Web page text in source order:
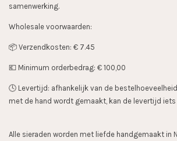
samenwerking.
Wholesale voorwaarden:
📦 Verzendkosten: € 7.45
💶 Minimum orderbedrag: € 100,00
🕓 Levertijd: afhankelijk van de
met de hand wordt gemaakt, kan de levertijd iets
Alle sieraden worden met liefde handgemaakt in